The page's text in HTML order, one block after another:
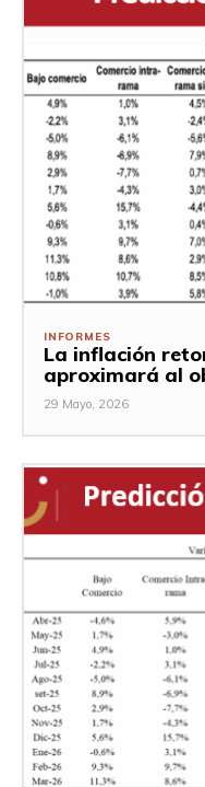
INFORMES
La inflación
aproximará al
29 Mayo, 2026